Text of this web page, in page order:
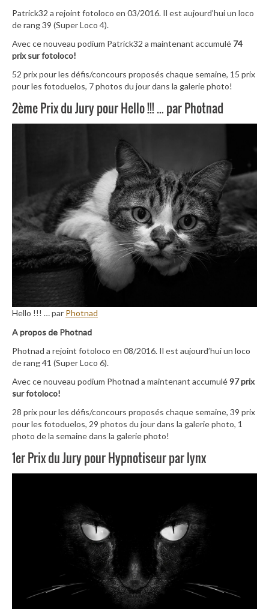
Patrick32 a rejoint fotoloco en 03/2016. Il est aujourd’hui un loco
de rang 39 (Super Loco 4).
Avec ce nouveau podium Patrick32 a maintenant accumulé 74
prix sur fotoloco!
52 prix pour les défis/concours proposés chaque semaine, 15 prix
pour les fotoduelos, 7 photos du jour dans la galerie photo!
2ème Prix du Jury pour Hello !!! … par Photnad
Hello !!! … par Photnad
A propos de Photnad
Photnad a rejoint fotoloco en 08/2016. Il est aujourd’hui un loco
de rang 41 (Super Loco 6).
Avec ce nouveau podium Photnad a maintenant accumulé97 prix
sur fotoloco!
28 prix pour les défis/concours proposés chaque semaine, 39 prix
pour les fotoduelos, 29 photos du jour dans la galerie photo, 1
photo de la semaine dans la galerie photo!
1er Prix du Jury pour Hypnotiseur par lynx